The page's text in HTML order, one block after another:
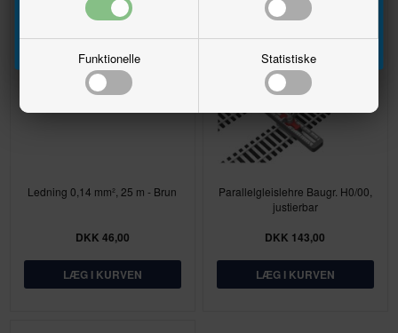
Funktionelle Statistiske
Ledning 0,14 mm², 25 m - Brun
DKK 46,00
Parallelgleislehre Baugr. H0/00,
justierbar
DKK 143,00